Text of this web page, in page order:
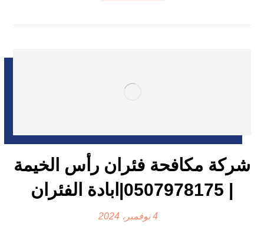
شركة مكافحة فئران رأس الخيمة
4 نوفمبر، 2024